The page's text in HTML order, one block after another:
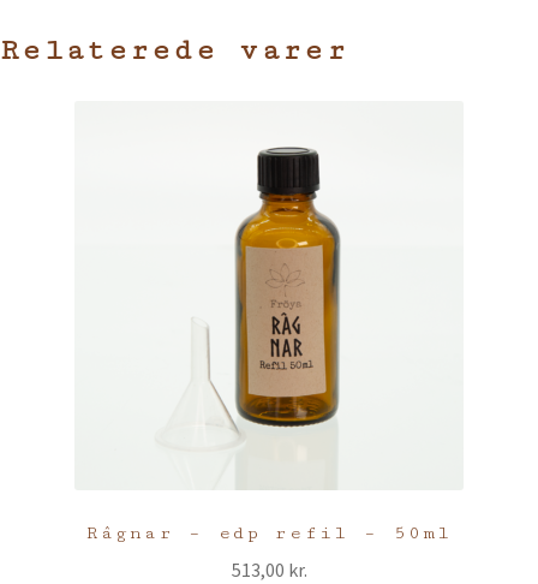
Relaterede varer
Râgnar – edp refil – 50ml
513,00 kr.